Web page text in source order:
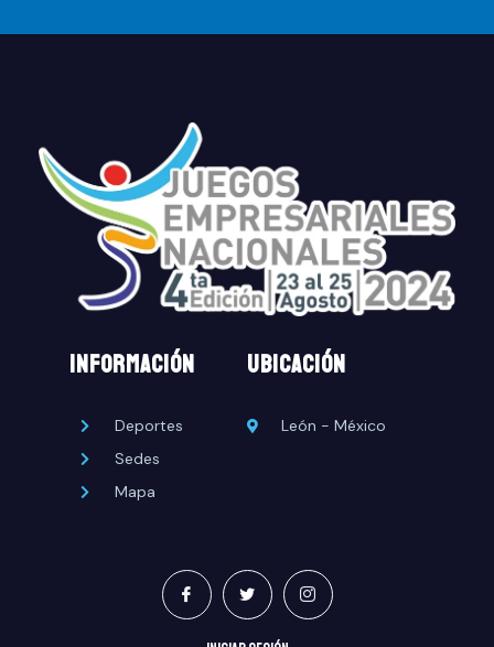
INFORMACIÓN
Deportes
Sedes
Mapa
UBICACIÓN
León - México